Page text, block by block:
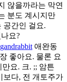
않을까라는 막연
분도 계시지만
공간인 걸요.
요?
애완동
좋아요. 물론 요
요. 크. ;; 암튼
보다, 전 개토주가